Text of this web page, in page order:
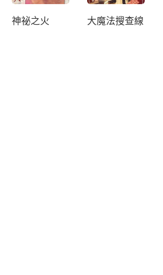
神祕之火 大魔法搜查線